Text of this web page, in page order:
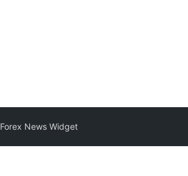
Forex News Widget